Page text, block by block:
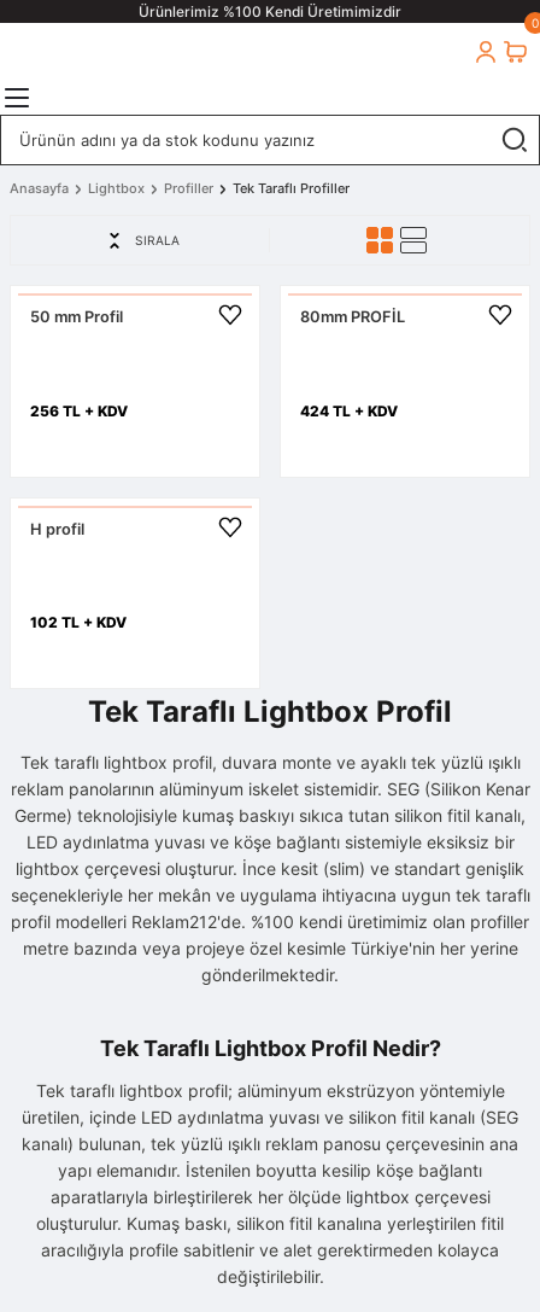
Ürünlerimiz %100 Kendi Üretimimizdir
0
Anasayfa Lightbox Profiller Tek Taraflı Profiller
SIRALA
50 mm Profil
256 TL + KDV
80mm PROFİL
424 TL + KDV
H profil
102 TL + KDV
Tek Taraflı Lightbox Profil
Tek taraflı lightbox profil, duvara monte ve ayaklı tek yüzlü ışıklı
reklam panolarının alüminyum iskelet sistemidir. SEG (Silikon Kenar
Germe) teknolojisiyle kumaş baskıyı sıkıca tutan silikon fitil kanalı,
LED aydınlatma yuvası ve köşe bağlantı sistemiyle eksiksiz bir
lightbox çerçevesi oluşturur. İnce kesit (slim) ve standart genişlik
seçenekleriyle her mekân ve uygulama ihtiyacına uygun tek taraflı
profil modelleri Reklam212'de. %100 kendi üretimimiz olan profiller
metre bazında veya projeye özel kesimle Türkiye'nin her yerine
gönderilmektedir.
Tek Taraflı Lightbox Profil Nedir?
Tek taraflı lightbox profil; alüminyum ekstrüzyon yöntemiyle
üretilen, içinde LED aydınlatma yuvası ve silikon fitil kanalı (SEG
kanalı) bulunan, tek yüzlü ışıklı reklam panosu çerçevesinin ana
yapı elemanıdır. İstenilen boyutta kesilip köşe bağlantı
aparatlarıyla birleştirilerek her ölçüde lightbox çerçevesi
oluşturulur. Kumaş baskı, silikon fitil kanalına yerleştirilen fitil
aracılığıyla profile sabitlenir ve alet gerektirmeden kolayca
değiştirilebilir.